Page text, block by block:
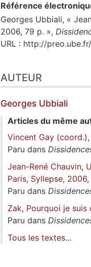
Référence
Georges Ubbiali, «
2006, 79 p. »,
URL : http://
AUTEUR
Georges Ubbiali
Articles du même
Vincent Gay
Paru dans
Jean-René Chauvin,
Paris, Syllepse,
Paru dans
Zak, Pourquoi je suis
Paru dans
Tous les textes...